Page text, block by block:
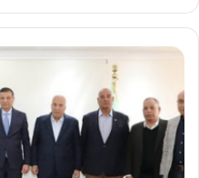
وزير
ورئيس
«حماية
المنافسة»
يبحثان
مع